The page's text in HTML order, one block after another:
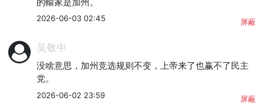
2026-06-03 02:45 屏蔽
吴敬中
没啥意思，加州竞选规则不变，上帝来了也赢不了民主
党。
2026-06-02 23:59 屏蔽